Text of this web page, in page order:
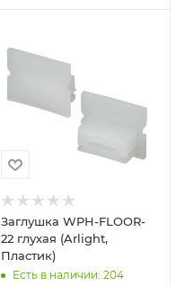
Заглушка WPH-FLOOR-
22 глухая (Arlight,
Пластик)
Есть в наличии: 204